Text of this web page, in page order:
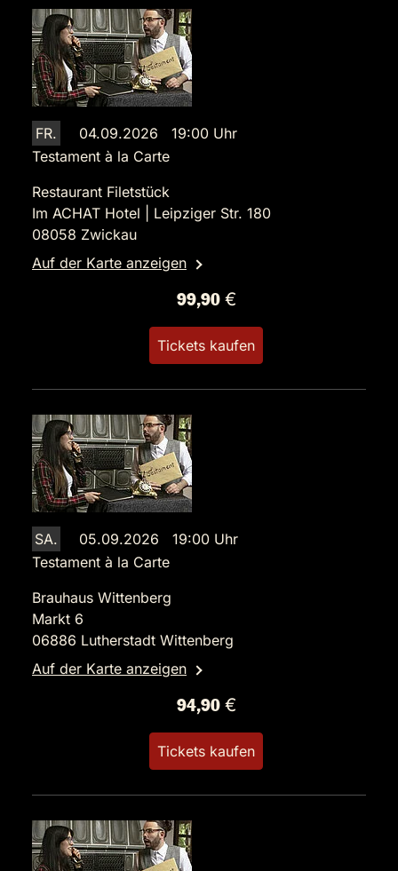
FR.
04.09.2026 19:00 Uhr
Testament à la Carte
Restaurant Filetstück
Im ACHAT Hotel | Leipziger Str. 180
08058 Zwickau
Auf der Karte anzeigen
99,90 €
Tickets kaufen
SA.
05.09.2026 19:00 Uhr
Testament à la Carte
Brauhaus Wittenberg
Markt 6
06886 Lutherstadt Wittenberg
Auf der Karte anzeigen
94,90 €
Tickets kaufen